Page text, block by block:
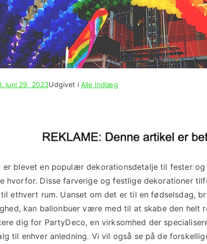
juni 29, 2023Udgivet i Alle Indlæg
er blevet en populær dekorationsdetalje til fester
hvorfor. Disse farverige og festlige dekorationer
ethvert rum. Uanset om det er til en fødselsdag,
kan ballonbuer være med til at skabe den helt
dig for PartyDeco, en virksomhed der
til enhver anledning. Vi vil også se på de